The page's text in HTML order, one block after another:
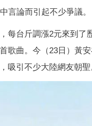
言論而引起不少爭議。
每台斤調漲2元來到
歌曲。今（23日）黃
吸引不少大陸網友朝聖